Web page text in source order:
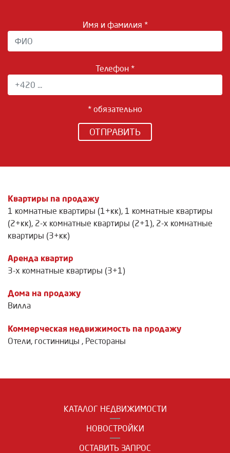
Имя и фамилия *
Телефон *
* обязательно
ОТПРАВИТЬ
Квартиры na продажу
1 комнатные квартиры (1+кк), 1 комнатные квартиры
(2+кк), 2-х комнатные квартиры (2+1), 2-х комнатные
квартиры (3+кк)
Аренда квартир
3-х комнатные квартиры (3+1)
Дома на продажу
Вилла
Коммерческая недвижимость na продажу
Отели, гостинницы , Рестораны
КАТАЛОГ НЕДВИЖИМОСТИ
НОВОСТРОЙКИ
ОСТАВИТЬ ЗАПРОС